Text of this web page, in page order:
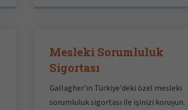
Mesleki Sorumluluk
Sigortası
Gallagher'ın Türkiye'deki özel mesleki
sorumluluk sigortası ile işinizi koruyun.